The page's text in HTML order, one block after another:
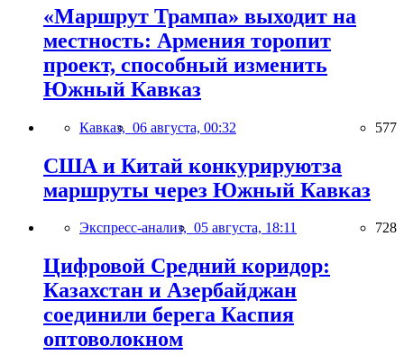
«Маршрут Трампа» выходит на
местность: Армения торопит
проект, способный изменить
Южный Кавказ
Кавказ, 06 августа, 00:32 577
США и Китай конкурируютза
маршруты через Южный Кавказ
Экспресс-анализ, 05 августа, 18:11 728
Цифровой Средний коридор:
Казахстан и Азербайджан
соединили берега Каспия
оптоволокном